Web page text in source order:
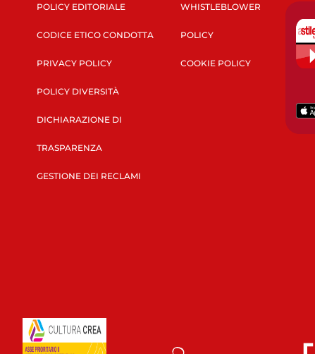
POLICY EDITORIALE
CODICE ETICO CONDOTTA
PRIVACY POLICY
POLICY DIVERSITÀ
DICHIARAZIONE DI
TRASPARENZA
GESTIONE DEI RECLAMI
WHISTLEBLOWER
POLICY
COOKIE POLICY